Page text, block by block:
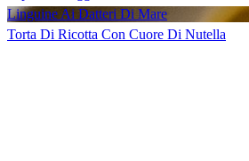
Linguine Ai Datteri Di Mare
Torta Di Ricotta Con Cuore Di Nutella